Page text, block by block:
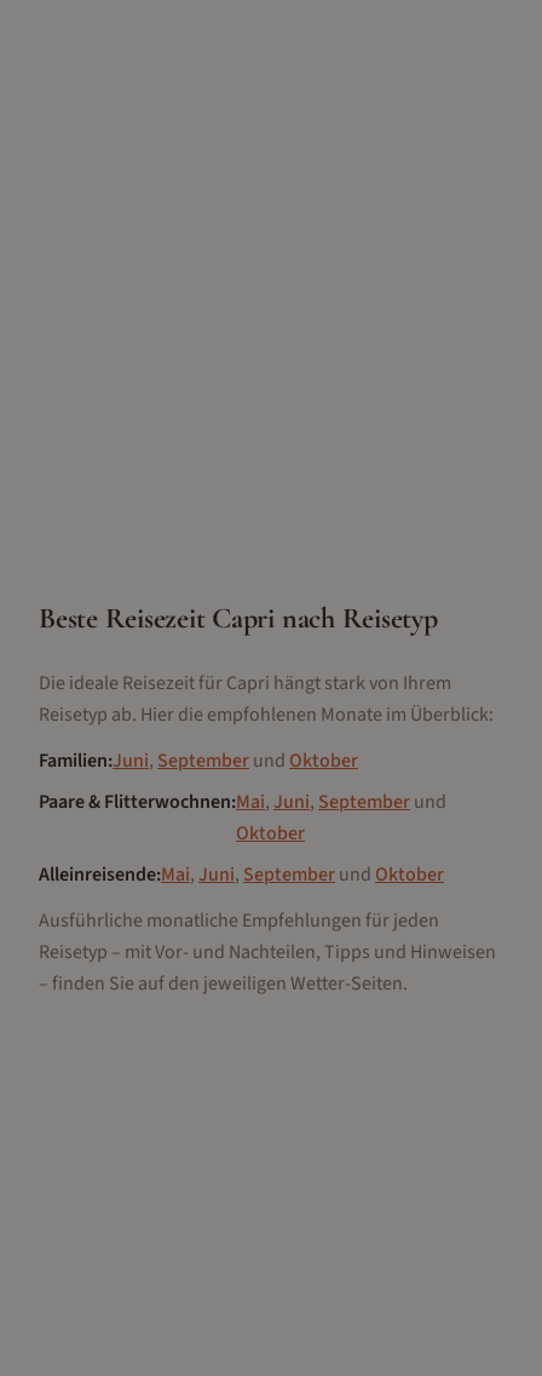
Beste Reisezeit Caprinach Reisetyp
Die ideale Reisezeit fürCapri hängt stark von Ihrem
Reisetyp ab. Hier die empfohlenen Monate im Überblick:
Familien:Juni, Septemberund Oktober
Paare & Flitterwochnen:Mai,Juni, Septemberund
Oktober
Alleinreisende:Mai,Juni, Septemberund Oktober
Ausführliche monatliche Empfehlungen für jeden
Reisetyp – mit Vor- und Nachteilen, Tipps und Hinweisen
– finden Sie auf den jeweiligen Wetter-Seiten.